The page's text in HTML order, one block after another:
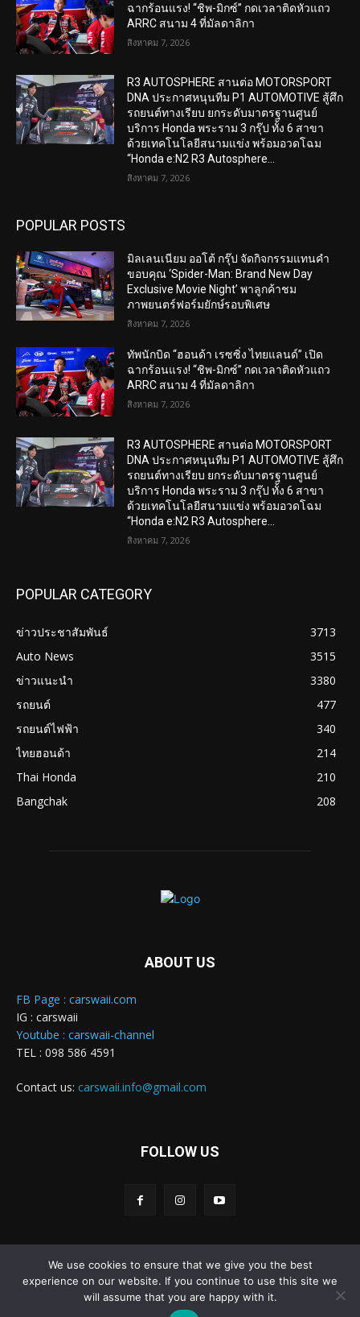
ฉากร้อนแรง! “ชิพ-มิกซ์” กดเวลาติดหัวแถว
ARRC สนาม 4 ที่มัลดาลิกา
สิงหาคม 7, 2026
R3 AUTOSPHERE สานต่อ MOTORSPORT
DNA ประกาศหนุนทีม P1 AUTOMOTIVE สู้ศึก
รถยนต์ทางเรียบ ยกระดับมาตรฐานศูนย์
บริการ Honda พระราม 3 กรุ๊ป ทั้ง 6 สาขา
ด้วยเทคโนโลยีสนามแข่ง พร้อมอวดโฉม
“Honda e:N2 R3 Autosphere...
สิงหาคม 7, 2026
POPULAR POSTS
มิลเลนเนียม ออโต้ กรุ๊ป จัดกิจกรรมแทนคำ
ขอบคุณ ‘Spider-Man: Brand New Day
Exclusive Movie Night’ พาลูกค้าชม
ภาพยนตร์ฟอร์มยักษ์รอบพิเศษ
สิงหาคม 7, 2026
ทัพนักบิด “ฮอนด้า เรซซิ่ง ไทยแลนด์” เปิด
ฉากร้อนแรง! “ชิพ-มิกซ์” กดเวลาติดหัวแถว
ARRC สนาม 4 ที่มัลดาลิกา
สิงหาคม 7, 2026
R3 AUTOSPHERE สานต่อ MOTORSPORT
DNA ประกาศหนุนทีม P1 AUTOMOTIVE สู้ศึก
รถยนต์ทางเรียบ ยกระดับมาตรฐานศูนย์
บริการ Honda พระราม 3 กรุ๊ป ทั้ง 6 สาขา
ด้วยเทคโนโลยีสนามแข่ง พร้อมอวดโฉม
“Honda e:N2 R3 Autosphere...
สิงหาคม 7, 2026
POPULAR CATEGORY
ข่าวประชาสัมพันธ์
3713
Auto News
3515
ข่าวแนะนำ
3380
รถยนต์
477
รถยนต์ไฟฟ้า
340
ไทยฮอนด้า
214
Thai Honda
210
Bangchak
208
ABOUT US
FB Page : carswaii.com
IG : carswaii
Youtube : carswaii-channel
TEL : 098 586 4591
Contact us: carswaii.info@gmail.com
FOLLOW US
Carswaii © Copyright All right reserved
Review&Test
We use cookies to ensure that we give you the best
experience on our website. If you continue to use this site we
will assume that you are happy with it.